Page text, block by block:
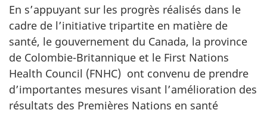
En s’appuyant sur les progrès réalisés dans le
cadre de l’initiative tripartite en matière de
santé, le gouvernement du Canada, la province
de Colombie-Britannique et le First Nations
Health Council (FNHC) ont convenu de prendre
d’importantes mesures visant l’amélioration des
résultats des Premières Nations en santé